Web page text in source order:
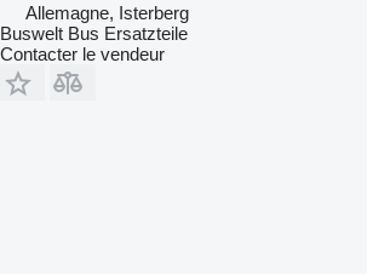
Allemagne, Isterberg
Buswelt Bus Ersatzteile
Contacter le vendeur